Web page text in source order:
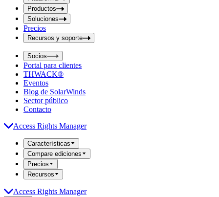
t
S
e
a
r
c
h
b
o
x
Productos
Soluciones
Precios
Recursos y soporte
Socios
Portal para clientes
THWACK®
Eventos
Blog de SolarWinds
Sector público
Contacto
Access Rights Manager
Características
Compare ediciones
Precios
Recursos
Access Rights Manager